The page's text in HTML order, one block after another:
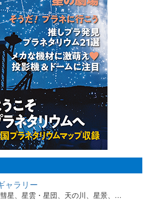
ャラリー
星、星雲・星団、天の川、星景、…